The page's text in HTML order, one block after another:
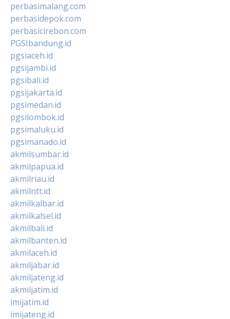
perbasimalang.com
perbasidepok.com
perbasicirebon.com
PGSIbandung.id
pgsiaceh.id
pgsijambi.id
pgsibali.id
pgsijakarta.id
pgsimedan.id
pgsilombok.id
pgsimaluku.id
pgsimanado.id
akmilsumbar.id
akmilpapua.id
akmilriau.id
akmilntt.id
akmilkalbar.id
akmilkalsel.id
akmilbali.id
akmilbanten.id
akmilaceh.id
akmiljabar.id
akmiljateng.id
akmiljatim.id
imijatim.id
imijateng.id